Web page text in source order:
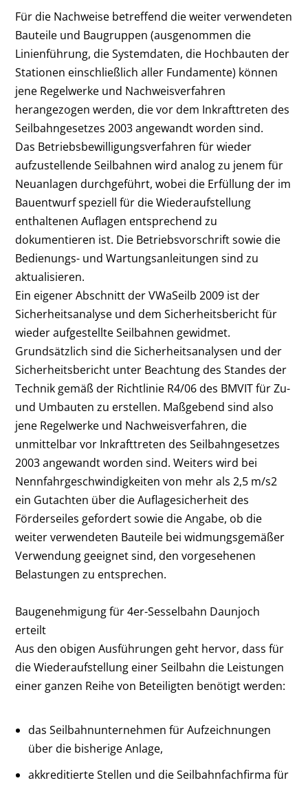
Für die Nachweise betreffend die weiter verwendeten
Bauteile und Baugruppen (ausgenommen die
Linienführung, die Systemdaten, die Hochbauten der
Stationen einschließlich aller Fundamente) können
jene Regelwerke und Nachweisverfahren
herangezogen werden, die vor dem Inkrafttreten des
Seilbahngesetzes 2003 angewandt worden sind.
Das Betriebsbewilligungsverfahren für wieder
aufzustellende Seilbahnen wird analog zu jenem für
Neuanlagen durchgeführt, wobei die Erfüllung der im
Bauentwurf speziell für die Wiederaufstellung
enthaltenen Auflagen entsprechend zu
dokumentieren ist. Die Betriebsvorschrift sowie die
Bedienungs- und Wartungsanleitungen sind zu
aktualisieren.
Ein eigener Abschnitt der VWaSeilb 2009 ist der
Sicherheitsanalyse und dem Sicherheitsbericht für
wieder aufgestellte Seilbahnen gewidmet.
Grundsätzlich sind die Sicherheitsanalysen und der
Sicherheitsbericht unter Beachtung des Standes der
Technik gemäß der Richtlinie R4/06 des BMVIT für Zu-
und Umbauten zu erstellen. Maßgebend sind also
jene Regelwerke und Nachweisverfahren, die
unmittelbar vor Inkrafttreten des Seilbahngesetzes
2003 angewandt worden sind. Weiters wird bei
Nennfahrgeschwindigkeiten von mehr als 2,5 m/s2
ein Gutachten über die Auflagesicherheit des
Förderseiles gefordert sowie die Angabe, ob die
weiter verwendeten Bauteile bei widmungsgemäßer
Verwendung geeignet sind, den vorgesehenen
Belastungen zu entsprechen.
Baugenehmigung für 4er-Sesselbahn Daunjoch
erteilt
Aus den obigen Ausführungen geht hervor, dass für
die Wiederaufstellung einer Seilbahn die Leistungen
einer ganzen Reihe von Beteiligten benötigt werden:
das Seilbahnunternehmen für Aufzeichnungen
über die bisherige Anlage,
akkreditierte Stellen und die Seilbahnfachfirma für